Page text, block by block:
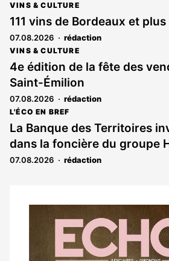
VINS & CULTURE
111 vins de Bordeaux et plus
07.08.2026 rédaction
VINS & CULTURE
4e édition de la fête des
Saint-Émilion
07.08.2026 rédaction
L'ÉCO EN BREF
La Banque des Territoires
dans la foncière du groupe
07.08.2026 rédaction
Notre
dernier
magazine